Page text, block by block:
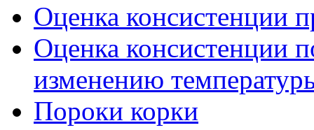
Оценка консистенции
Оценка консистенции
изменению
Пороки корки